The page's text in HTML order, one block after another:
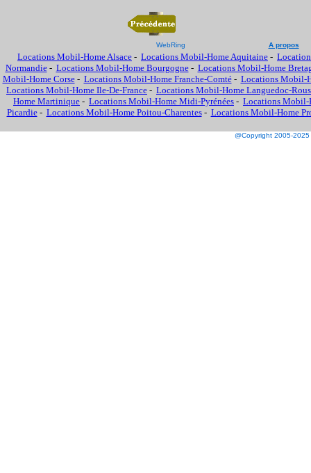
WebRing A propos
Locations Mobil-Home Alsace - Locations Mobil-Home Aquitaine -
Normandie- Locations Mobil-Home Bourgogne- Locations Mobil-Home
Mobil-Home Corse- Locations Mobil-Home Franche-Comté- Locations Mobil-
Locations Mobil-Home Ile-De-France - Locations Mobil-Home Languedoc-
Home Martinique - Locations Mobil-Home Midi-Pyrénées - Locations Mobil-
Picardie- Locations Mobil-Home Poitou-Charentes- Locations Mobil-Home
@Copyright 2005-